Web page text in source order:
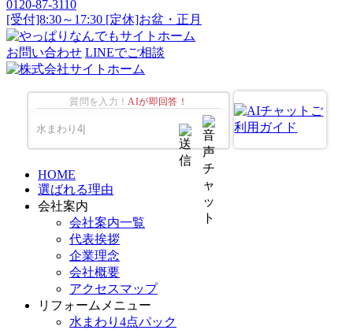
0120-87-3110
[受付]8:30～17:30 [定休]お盆・正月
お問い合わせ LINEでご相談
質問を入力！AIが即回答！
HOME
選ばれる理由
会社案内
会社案内一覧
代表挨拶
企業理念
会社概要
アクセスマップ
リフォームメニュー
水まわり4点パック